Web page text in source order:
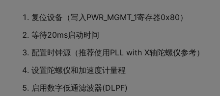
复位设备（写入PWR_MGMT_1寄存器0x80）
等待20ms启动时间
配置时钟源（推荐使用PLL with X轴陀螺仪参考）
设置陀螺仪和加速度计量程
启用数字低通滤波器(DLPF)